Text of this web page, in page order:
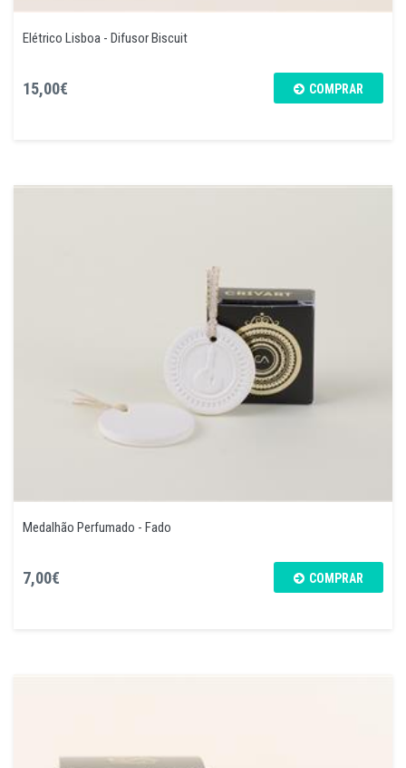
Elétrico Lisboa - Difusor Biscuit
15,00€ COMPRAR
Medalhão Perfumado - Fado
7,00€ COMPRAR